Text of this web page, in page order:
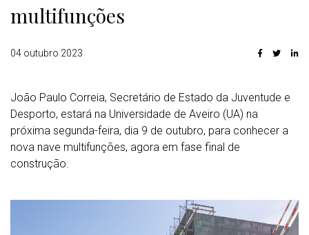
multifunções
04 outubro 2023
João Paulo Correia, Secretário de Estado da Juventude e
Desporto, estará na Universidade de Aveiro (UA) na
próxima segunda-feira, dia 9 de outubro, para conhecer a
nova nave multifunções, agora em fase final de
construção.